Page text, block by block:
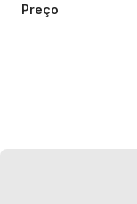
Preço